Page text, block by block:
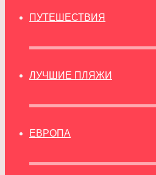
ПУТЕШЕСТВИЯ
ЛУЧШИЕ ПЛЯЖИ
ЕВРОПА